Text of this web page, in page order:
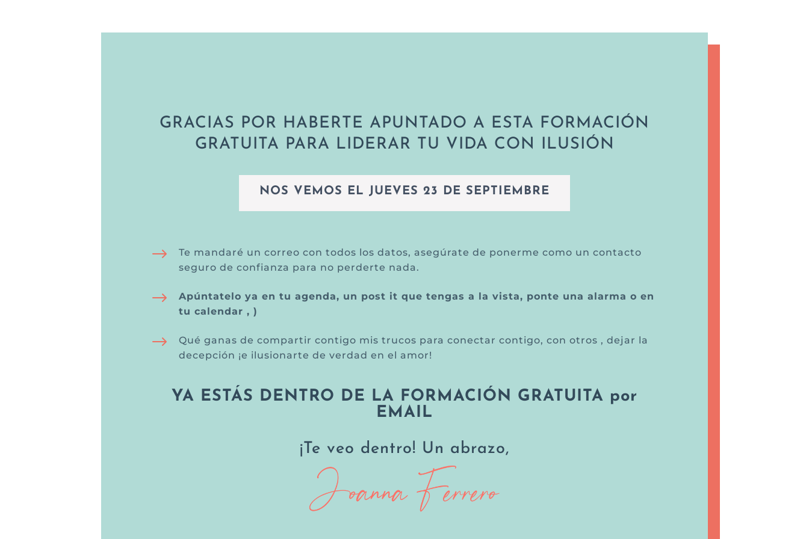
GRACIAS POR HABERTE APUNTADO A ESTA FORMACIÓN
GRATUITA PARA LIDERAR TU VIDA CON ILUSIÓN
NOS VEMOS EL JUEVES 23 DE SEPTIEMBRE
$
Te mandaré un correo con todos los datos, asegúrate de ponerme como un contacto
seguro de confianza para no perderte nada.
$ Apúntatelo ya en tu agenda, un post it que tengas a la vista, ponte una alarma o en
tu calendar , )
$
Qué ganas de compartir contigo mis trucos para conectar contigo, con otros , dejar la
decepción ¡e ilusionarte de verdad en el amor!
YA ESTÁS DENTRO DE LA FORMACIÓN GRATUITA por
EMAIL
¡Te veo dentro! Un abrazo,